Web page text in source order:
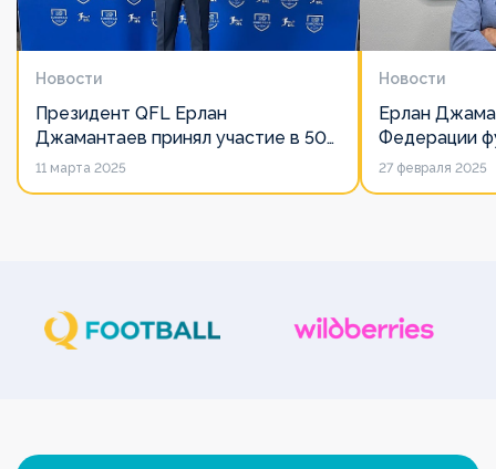
Новости
Президент QFL Ерлан
Джамантаев принял участие в 50-
м Общем собрании Европейских
11 марта 2025
Новости
Ерлан
Федерации
дорожит
27 февраля 2025